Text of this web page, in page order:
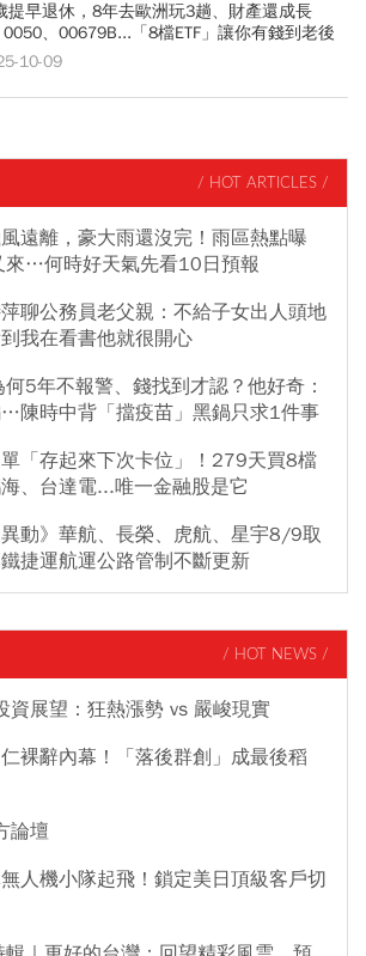
提早退休，8年去歐洲玩3趟、財產還成長
0050、00679B...「8檔ETF」讓你有錢到老後
10-09
/ HOT ARTICLES /
遠離，豪大雨還沒完！雨區熱點曝
來…何時好天氣先看10日預報
聊公務員老父親：不給子女出人頭地
我在看書他就很開心
5年不報警、錢找到才認？他好奇：
陳時中背「擋疫苗」黑鍋只求1件事
「存起來下次卡位」！279天買8檔
、台達電...唯一金融股是它
動》華航、長榮、虎航、星宇8/9取
捷運航運公路管制不斷更新
/ HOT NEWS /
資展望：狂熱漲勢 vs 嚴峻現實
裸辭內幕！「落後群創」成最後稻
論壇
人機小隊起飛！鎖定美日頂級客戶切